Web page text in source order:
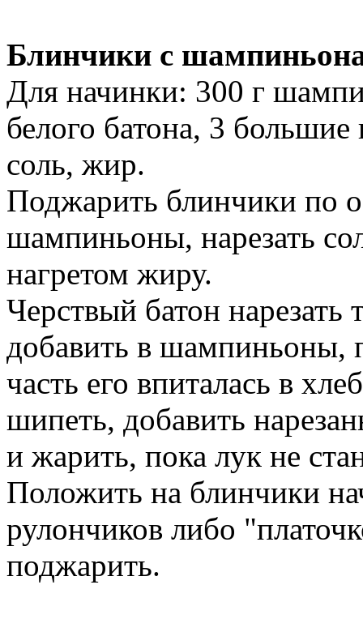
Блинчики с
Для начинки: 300 г
белого батона, 3 большие
соль, жир.
Поджарить блинчики по
шампиньоны, нарезать
нагретом жиру.
Черствый батон
добавить в шампиньоны,
часть его впиталась в
шипеть, добавить
и жарить, пока лук не
Положить на блинчики
рулончиков либо
поджарить.